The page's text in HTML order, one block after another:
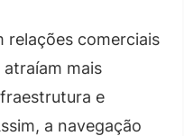
relações comerciais
mais
e
a navegação